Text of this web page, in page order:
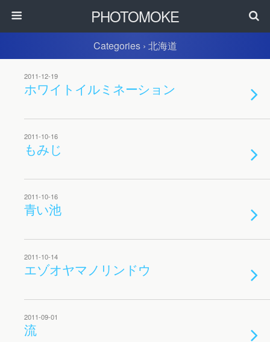
PHOTOMOKE
Categories › 北海道
2011-12-19
ホワイトイルミネーション
2011-10-16
もみじ
2011-10-16
青い池
2011-10-14
エゾオヤマノリンドウ
2011-09-01
流